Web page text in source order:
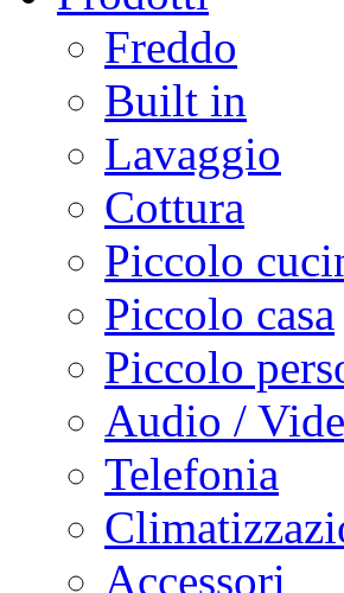
Freddo
Built in
Lavaggio
Cottura
Piccolo
Piccolo casa
Piccolo
Audio /
Telefonia
Accessori